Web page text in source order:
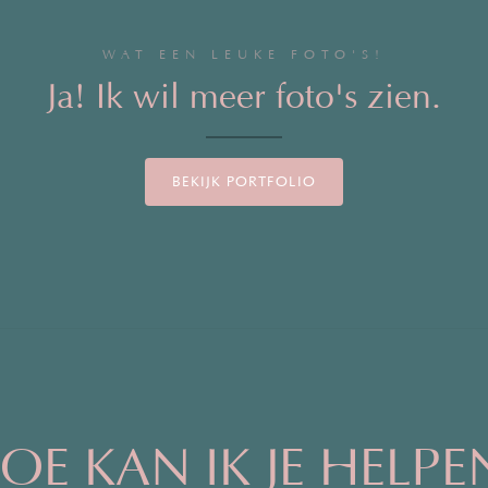
WAT EEN LEUKE FOTO'S!
Ja! Ik wil meer foto's zien.
BEKIJK PORTFOLIO
KAN IK JE